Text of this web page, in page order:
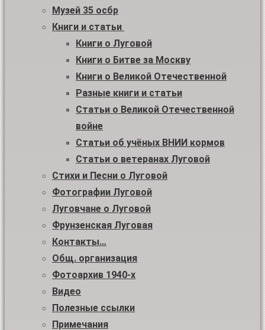
Музей 35 осбр
Книги и статьи
Книги о Луговой
Книги о Битве за Москву
Книги о Великой Отечественной
Разные книги и статьи
Статьи о Великой Отечественной
войне
Статьи об учёных ВНИИ кормов
Статьи о ветеранах Луговой
Стихи и Песни о Луговой
Фотографии Луговой
Луговчане о Луговой
Фрунзенская Луговая
Контакты…
Общ. организация
Фотоархив 1940-х
Видео
Полезные ссылки
Примечания